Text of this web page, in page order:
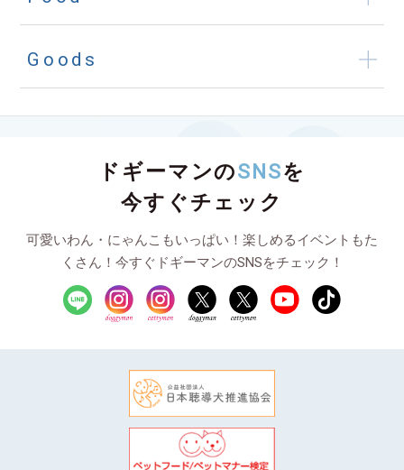
Goods
ドギーマンのSNSを
今すぐチェック
可愛いわん・にゃんこもいっぱい！楽しめるイベントもた
くさん！今すぐドギーマンのSNSをチェック！